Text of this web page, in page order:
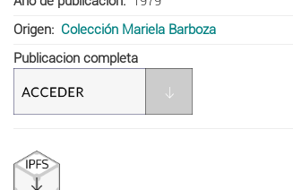
Origen
Colección Mariela Barboza
Publicacion completa